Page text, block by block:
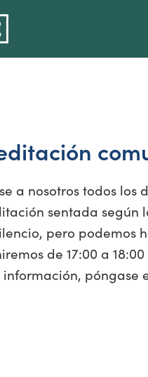
a nosotros todos
sentada según
pero podemos
de 17:00 a
información, póngase